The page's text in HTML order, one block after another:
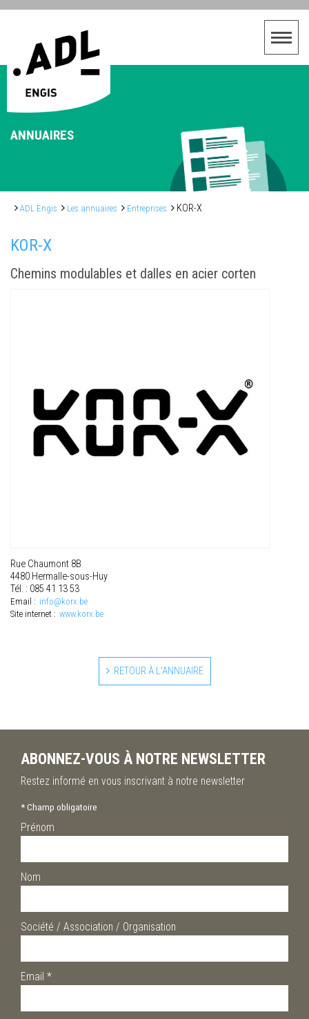
ANNUAIRES
ADL Engis Les annuaires Entreprises KOR-X
KOR-X
Chemins modulables et dalles en acier corten
Rue Chaumont 8B
4480 Hermalle-sous-Huy
Tél. : 085 41 13 53
Email : info@korx.be
Site internet : www.korx.be
RETOUR À L'ANNUAIRE
ABONNEZ-VOUS À NOTRE NEWSLETTER
Restez informé en vous inscrivant à notre newsletter
*Champ obligatoire
Prénom
Nom
Société / Association / Organisation
Email *